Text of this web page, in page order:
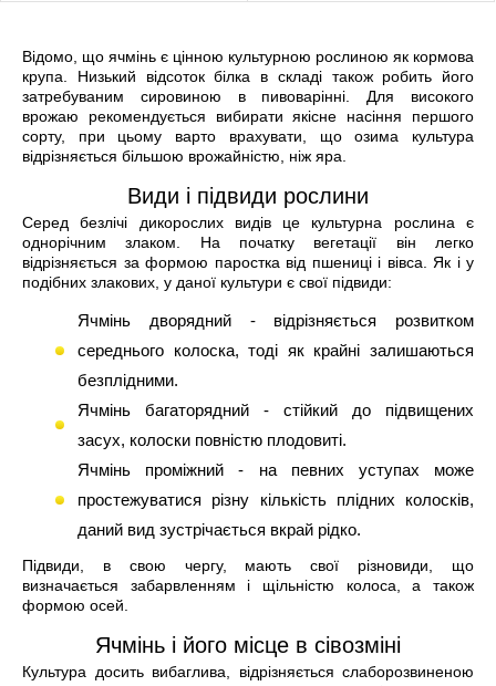
Відомо, що ячмінь є цінною культурною рослиною як кормова
крупа. Низький відсоток білка в складі також робить його
затребуваним сировиною в пивоварінні. Для високого
врожаю рекомендується вибирати якісне насіння першого
сорту, при цьому варто врахувати, що озима культура
відрізняється більшою врожайністю, ніж яра.
Види і підвиди рослини
Серед безлічі дикорослих видів це культурна рослина є
однорічним злаком. На початку вегетації він легко
відрізняється за формою паростка від пшениці і вівса. Як і у
подібних злакових, у даної культури є свої підвиди:
Ячмінь дворядний - відрізняється розвитком
середнього колоска, тоді як крайні залишаються
безплідними.
Ячмінь багаторядний - стійкий до підвищених
засух, колоски повністю плодовиті.
Ячмінь проміжний - на певних уступах може
простежуватися різну кількість плідних колосків,
даний вид зустрічається вкрай рідко.
Підвиди, в свою чергу, мають свої різновиди, що
визначається забарвленням і щільністю колоса, а також
формою осей.
Ячмінь і його місце в сівозміні
Культура досить вибаглива, відрізняється слаборозвиненою